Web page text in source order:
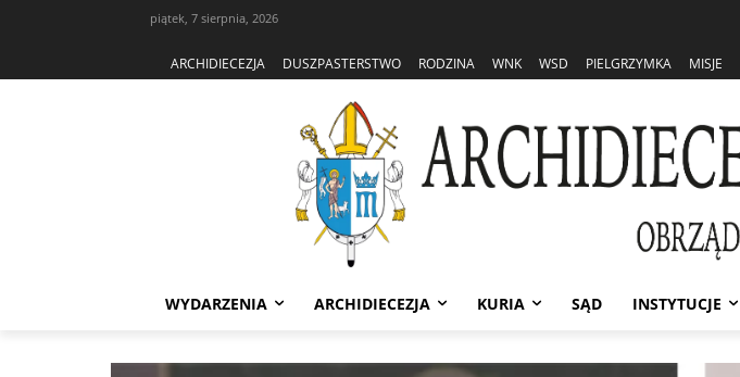
piątek, 7 sierpnia, 2026
ARCHIDIECEZJA DUSZPASTERSTWO RODZINA WNK WSD PIELGRZYMKA MISJE
WYDARZENIA ARCHIDIECEZJA KURIA SĄD INSTYTUCJE